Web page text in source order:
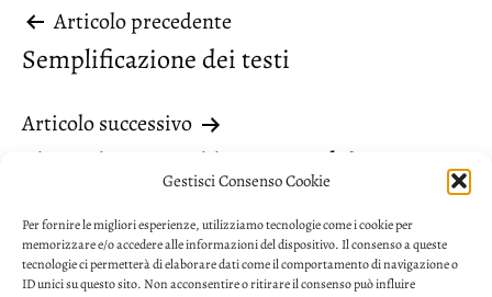
Gestisci Consenso Cookie
Per fornire le migliori esperienze, utilizziamo tecnologie come i cookie per
memorizzare e/o accedere alle informazioni del dispositivo. Il consenso a queste
tecnologie ci permetterà di elaborare dati come il comportamento di navigazione o
ID unici su questo sito. Non acconsentire o ritirare il consenso può influire
Navigazione
articoli
Articolo precedente
Semplificazione dei testi
Articolo successivo
Si passivante o si impersonale?